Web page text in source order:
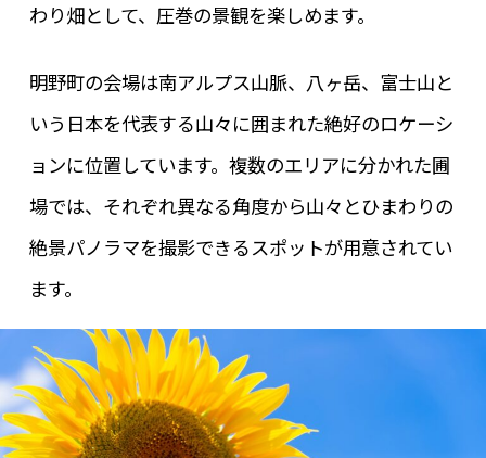
わり畑として、圧巻の景観を楽しめます。
明野町の会場は南アルプス山脈、八ヶ岳、富士山と
いう日本を代表する山々に囲まれた絶好のロケーシ
ョンに位置しています。複数のエリアに分かれた圃
場では、それぞれ異なる角度から山々とひまわりの
絶景パノラマを撮影できるスポットが用意されてい
ます。